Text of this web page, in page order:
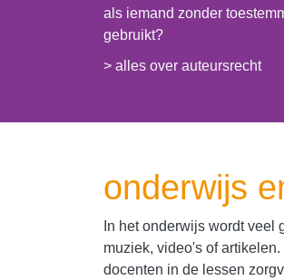
als iemand zonder
gebruikt?
> alles over auteursrecht
onderwijs
In het onderwijs wordt veel
muziek, video's of
docenten in de lessen